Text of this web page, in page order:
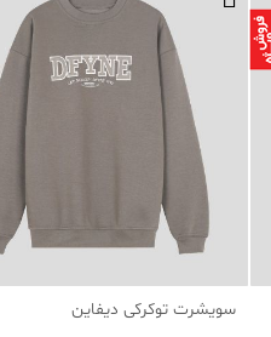
سویشرت توکرکی دیفاین